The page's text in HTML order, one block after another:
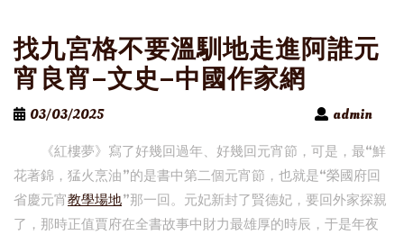
找九宮格不要溫馴地走進阿誰元
宵良宵–文史–中國作家網
03/03/2025
admin
《紅樓夢》寫了好幾回過年、好幾回元宵節，可是，最“鮮
花著錦，猛火烹油”的是書中第二個元宵節，也就是“榮國府回
省慶元宵教學場地”那一回。元妃新封了賢德妃，要回外家探親
了，那時正值賈府在全書故事中財力最雄厚的時辰，于是年夜